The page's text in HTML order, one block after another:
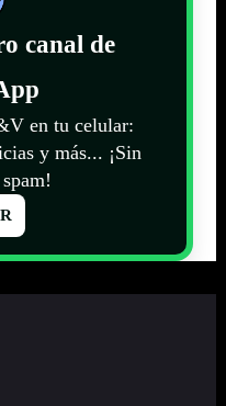
canal de
en tu celular:
y más... ¡Sin